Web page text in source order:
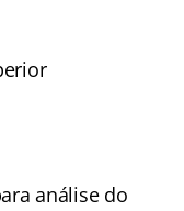
análise do